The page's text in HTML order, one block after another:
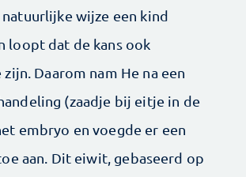
wijze een kind
loopt dat de kans ook
Daarom nam He na een
(zaadje bij eitje in de
embryo en voegde er een
aan. Dit eiwit, gebaseerd op